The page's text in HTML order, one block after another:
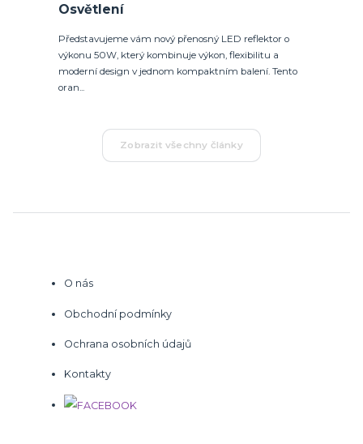
Osvětlení
Představujeme vám nový přenosný LED reflektor o
výkonu 50W, který kombinuje výkon, flexibilitu a
moderní design v jednom kompaktním balení. Tento
oran...
Zobrazit všechny články
O nás
Obchodní podmínky
Ochrana osobních údajů
Kontakty